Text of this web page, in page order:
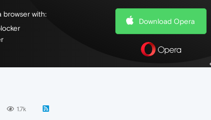
browser with:
Download Opera
1.7k